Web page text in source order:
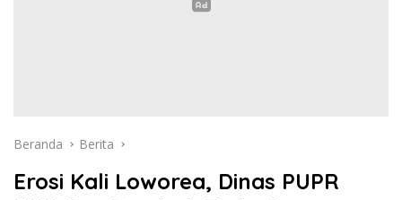
Beranda Berita
Erosi Kali Loworea, Dinas PUPR